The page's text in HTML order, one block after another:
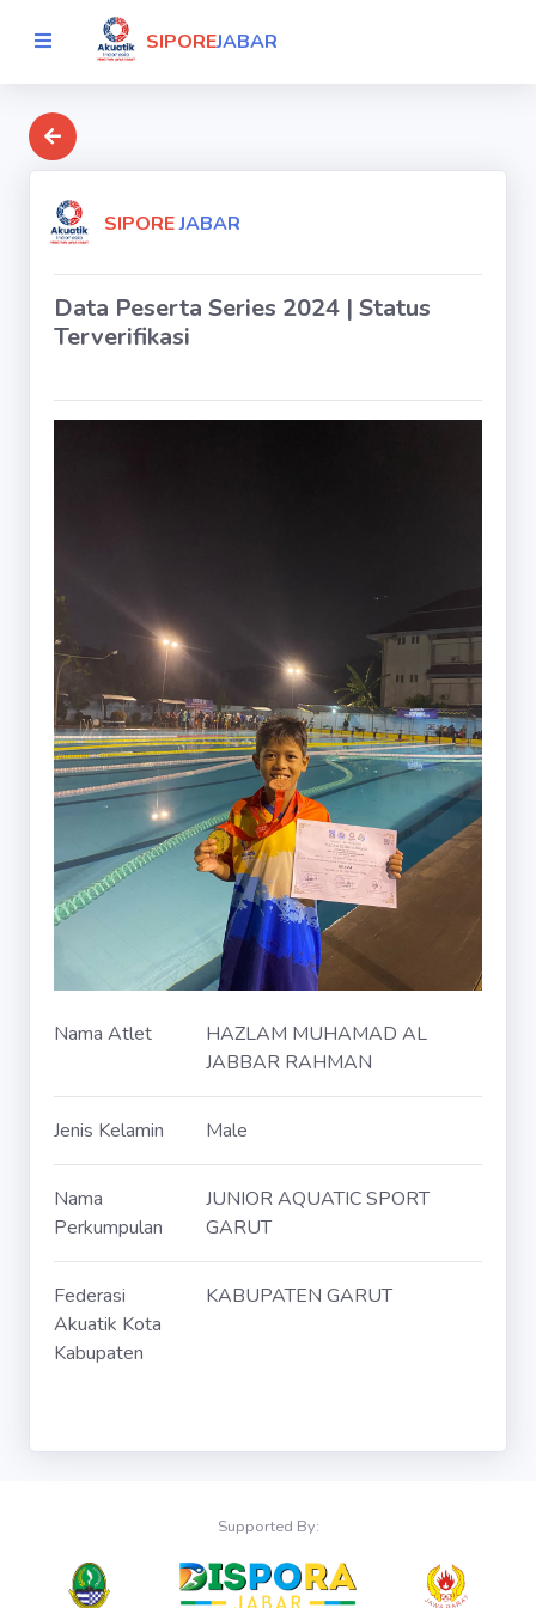
SIPOREJABAR
SIPOREJABAR
Data Peserta Series 2024 | Status
Terverifikasi
Nama Atlet
HAZLAM MUHAMAD AL
JABBAR RAHMAN
Jenis Kelamin Male
Nama
Perkumpulan
JUNIOR AQUATIC SPORT
GARUT
Federasi
Akuatik Kota
Kabupaten
KABUPATEN GARUT
Supported By: